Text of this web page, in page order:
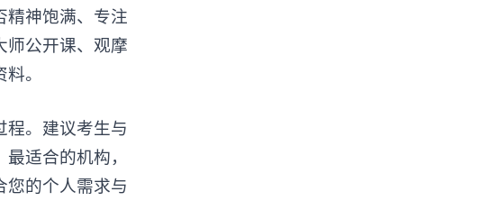
精神饱满、专注
师公开课、观摩
。
程。建议考生与
适合的机构，
的个人需求与